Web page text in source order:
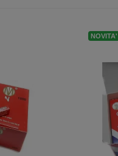
NOVITA'